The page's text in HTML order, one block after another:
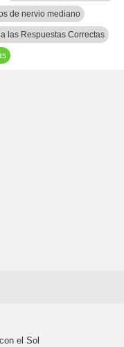
de nervio mediano
las Respuestas Correctas
el Sol